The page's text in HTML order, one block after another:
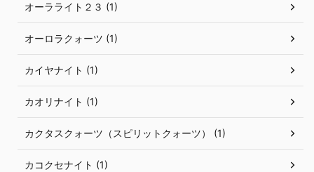
オーラライト２３ (1)
オーロラクォーツ (1)
カイヤナイト (1)
カオリナイト (1)
カクタスクォーツ（スピリットクォーツ） (1)
カコクセナイト (1)